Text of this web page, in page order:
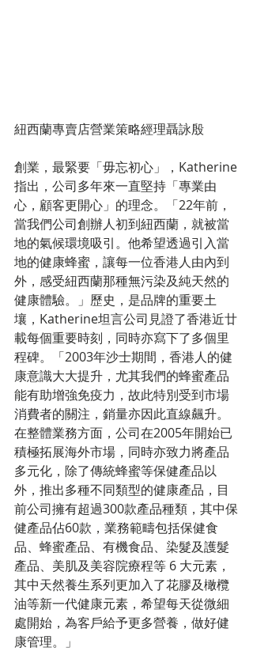
紐西蘭專賣店營業策略經理聶詠殷
創業，最緊要「毋忘初心」，Katherine
指出，公司多年來一直堅持「專業由
心，顧客更開心」的理念。「22年前，
當我們公司創辦人初到紐西蘭，就被當
地的氣候環境吸引。他希望透過引入當
地的健康蜂蜜，讓每一位香港人由內到
外，感受紐西蘭那種無污染及純天然的
健康體驗。」歷史，是品牌的重要土
壤，Katherine坦言公司見證了香港近廿
載每個重要時刻，同時亦寫下了多個里
程碑。「2003年沙士期間，香港人的健
康意識大大提升，尤其我們的蜂蜜產品
能有助增強免疫力，故此特別受到市場
消費者的關注，銷量亦因此直線飆升。
在整體業務方面，公司在2005年開始已
積極拓展海外市場，同時亦致力將產品
多元化，除了傳統蜂蜜等保健產品以
外，推出多種不同類型的健康產品，目
前公司擁有超過300款產品種類，其中保
健產品佔60款，業務範疇包括保健食
品、蜂蜜產品、有機食品、染髮及護髮
產品、美肌及美容院療程等 6 大元素，
其中天然養生系列更加入了花膠及橄欖
油等新一代健康元素，希望每天從微細
處開始，為客戶給予更多營養，做好健
康管理。」